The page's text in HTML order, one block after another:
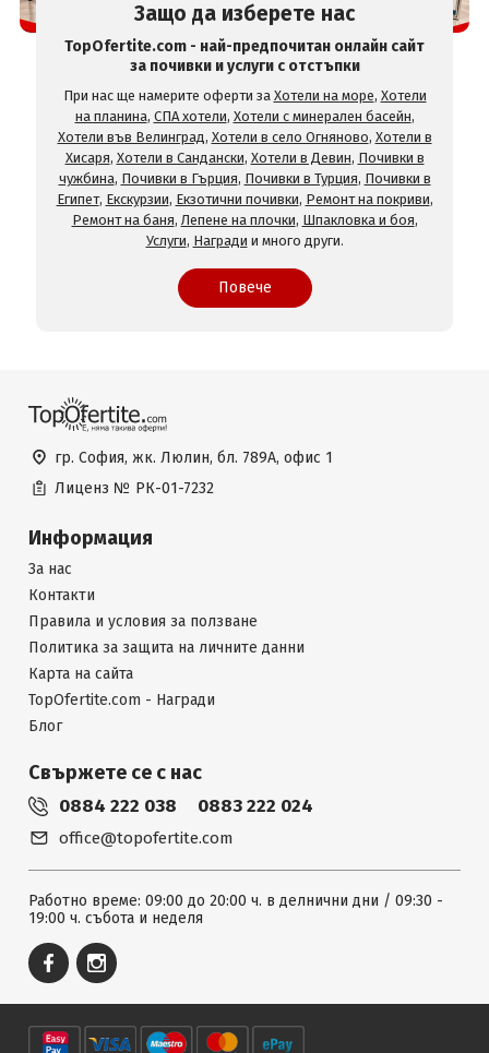
Защо да изберете нас
TopOfertite.com - най-предпочитан онлайн сайт
за почивки и услуги с отстъпки
При нас ще намерите оферти за Хотели на море, Хотели
на планина, СПА хотели, Хотели с минерален басейн,
Хотели във Велинград, Хотели в село Огняново, Хотели в
Хисаря, Хотели в Сандански, Хотели в Девин, Почивки в
чужбина, Почивки в Гърция, Почивки в Турция, Почивки в
Египет, Екскурзии, Екзотични почивки, Ремонт на покриви,
Ремонт на баня, Лепене на плочки, Шпакловка и боя,
Услуги, Награди и много други.
Повече
гр. София, жк. Люлин, бл. 789А, офис 1
Лиценз № РК-01-7232
Информация
За нас
Контакти
Правила и условия за ползване
Политика за защита на личните данни
Карта на сайта
TopOfertite.com - Награди
Блог
Свържете се с нас
0884 222 038 0883 222 024
office@topofertite.com
Работно време: 09:00 до 20:00 ч. в делнични дни / 09:30 -
19:00 ч. събота и неделя